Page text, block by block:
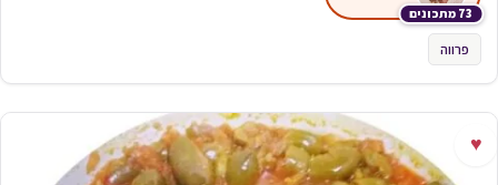
73 מתכונים
פרווה
♥